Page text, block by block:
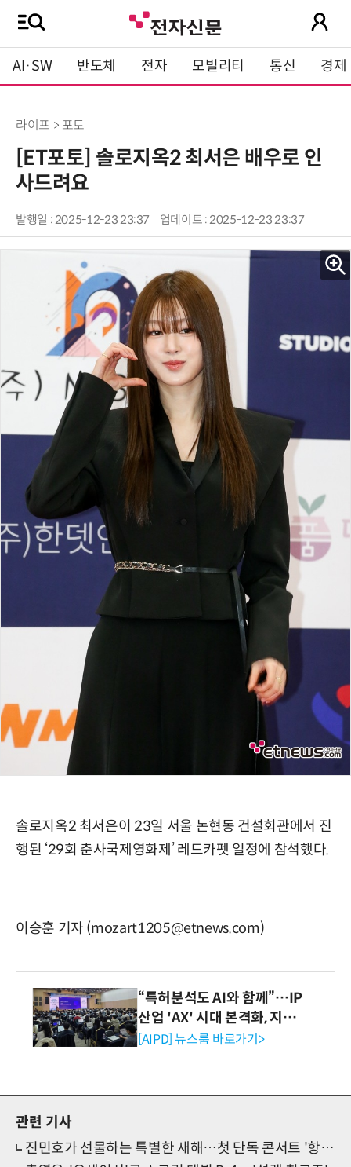
AI·SW 반도체 전자 모빌리티 통신 경제
라이프 > 포토
[ET포토] 솔로지옥2 최서은 배우로 인
사드려요
발행일 : 2025-12-23 23:37 업데이트 : 2025-12-23 23:37
솔로지옥2 최서은이 23일 서울 논현동 건설회관에서 진
행된 ‘29회 춘사국제영화제’ 레드카펫 일정에 참석했다.
이승훈 기자 (mozart1205@etnews.com)
“특허분석도 AI와 함께”…IP
산업 'AX' 시대 본격화, 지식
재산처 1호 AI IP데이터분석
[AIPD] 뉴스룸 바로가기>
관련 기사
진민호가 선물하는 특별한 새해…첫 단독 콘서트 '항해'